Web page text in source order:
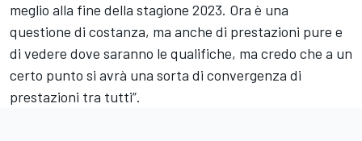
meglio alla fine della stagione 2023. Ora è una
questione di costanza, ma anche di prestazioni pure e
di vedere dove saranno le qualifiche, ma credo che a un
certo punto si avrà una sorta di convergenza di
prestazioni tra tutti”.